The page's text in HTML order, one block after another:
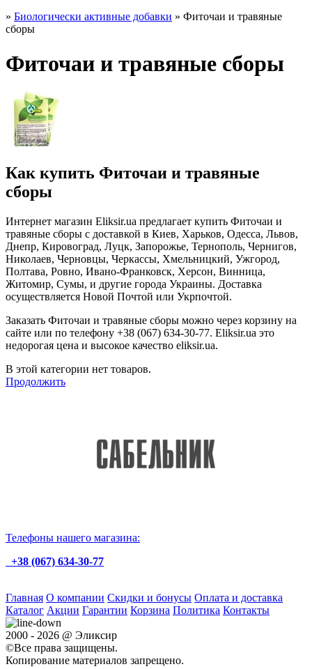
» Биологически активные добавки » Фиточаи и травяные
сборы
Фиточаи и травяные сборы
Как купить Фиточаи и травяные
сборы
Интернет магазин Eliksir.ua предлагает купить Фиточаи и
травяные сборы с доставкой в Киев, Харьков, Одесса, Львов,
Днепр, Кировоград, Луцк, Запорожье, Тернополь, Чернигов,
Николаев, Черновцы, Черкассы, Хмельницкий, Ужгород,
Полтава, Ровно, Ивано-Франковск, Херсон, Винница,
Житомир, Сумы, и другие города Украины. Доставка
осуществляется Новой Почтой или Укрпочтой.
Заказать Фиточаи и травяные сборы можно через корзину на
сайте или по телефону +38 (067) 634-30-77. Eliksir.ua это
недорогая цена и высокое качество eliksir.ua.
В этой категории нет товаров.
Продолжить
Телефоны нашего магазина:
+38 (067) 634-30-77
Главная О компании Скидки и бонусы Оплата и доставка
Каталог Акции Гарантии Корзина Политика Контакты
2000 - 2026 @ Эликсир
©Все права защищены.
Копирование материалов запрещено.